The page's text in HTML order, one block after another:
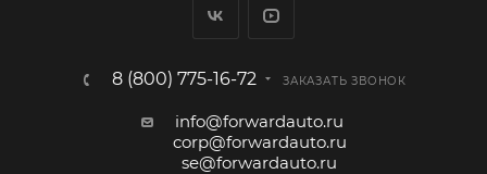
8 (800) 775-16-72 ЗАКАЗАТЬ ЗВОНОК
info@forwardauto.ru
corp@forwardauto.ru
se@forwardauto.ru